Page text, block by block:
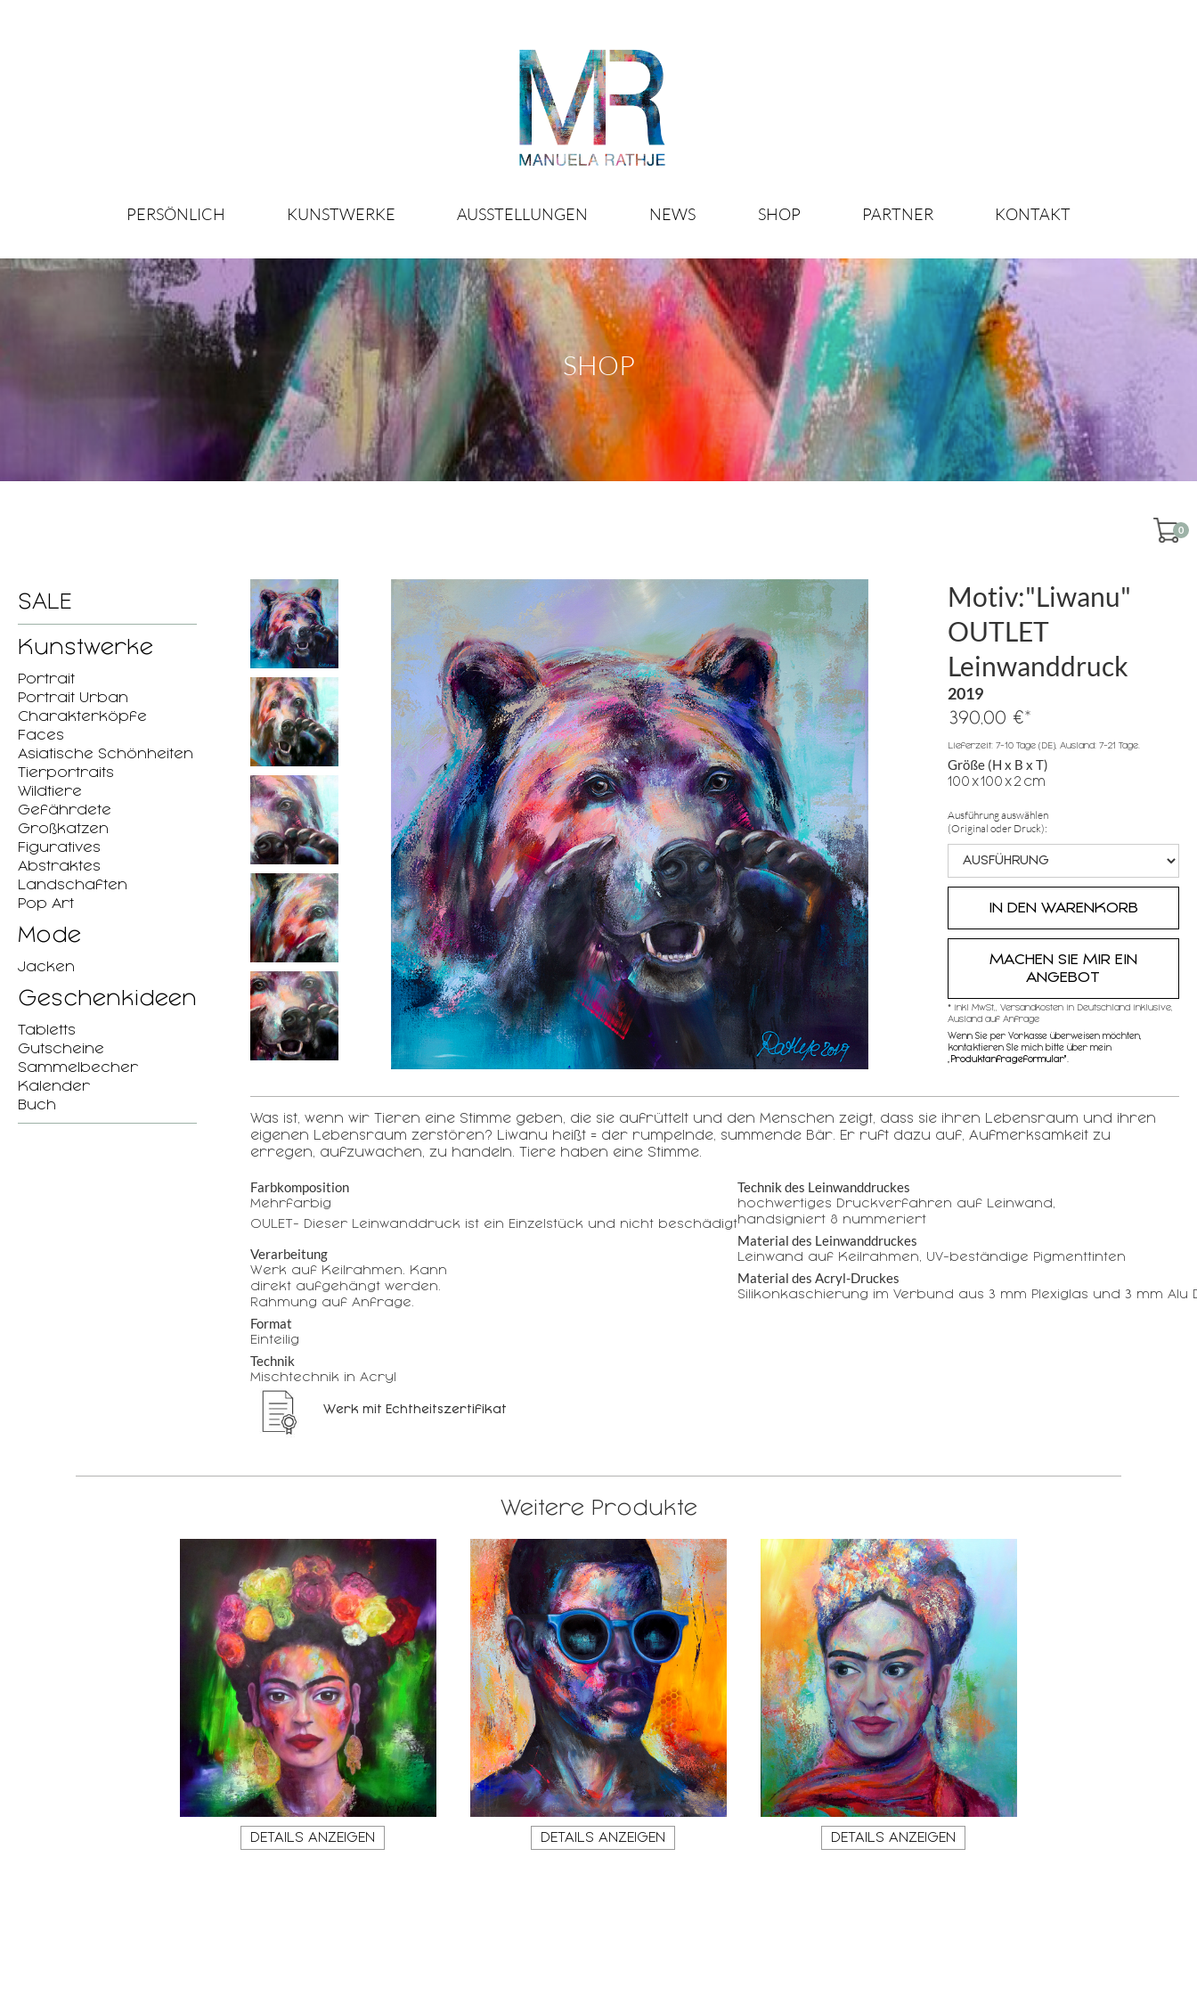
PERSÖNLICH KUNSTWERKE AUSSTELLUNGEN NEWS SHOP PARTNER KONTAKT
SHOP
0
SALE
Kunstwerke
Portrait
Portrait Urban
Charakterköpfe
Faces
Asiatische Schönheiten
Tierportraits
Wildtiere
Gefährdete
Großkatzen
Figuratives
Abstraktes
Landschaften
Pop Art
Mode
Jacken
Geschenkideen
Tabletts
Gutscheine
Sammelbecher
Kalender
Buch
Motiv:"Liwanu"
OUTLET
Leinwanddruck
2019
390,00 €*
Lieferzeit: 7-10 Tage (DE), Ausland: 7-21 Tage.
Größe (H x B x T)
100x100x2 cm
Ausführung auswählen
(Original oder Druck):
MACHEN SIE MIR EIN
ANGEBOT
* inkl MwSt,, Versandkosten in Deutschland inklusive,
Ausland auf Anfrage
Wenn Sie per Vorkasse überweisen möchten,
kontaktieren SIe mich bitte über mein
Produktanfrageformular"
Was ist, wenn wir Tieren eine Stimme geben, die sie aufrüttelt und den Menschen zeigt, dass sie ihren Lebensraum und ihren
eigenen Lebensraum zerstören? Liwanu heißt = der rumpelnde, summende Bär. Er ruft dazu auf, Aufmerksamkeit zu
erregen, aufzuwachen, zu handeln. Tiere haben eine Stimme.
Farbkomposition
Mehrfarbig
OULET- Dieser Leinwanddruck ist ein Einzelstück und nicht beschädigt
Verarbeitung
Werk auf Keilrahmen. Kann
direkt aufgehängt werden.
Rahmung auf Anfrage.
Format
Einteilig
Technik
Mischtechnik in Acryl
Technik des Leinwanddruckes
hochwertiges Druckverfahren auf Leinwand,
handsigniert & nummeriert
Material des Leinwanddruckes
Leinwand auf Keilrahmen, UV-beständige Pigmenttinten
Material des Acryl-Druckes
Silikonkaschierung im Verbund aus 3 mm Plexiglas und 3 mm Alu
Werk mit Echtheitszertifikat
Weitere Produkte
DETAILS ANZEIGEN DETAILS ANZEIGEN DETAILS ANZEIGEN